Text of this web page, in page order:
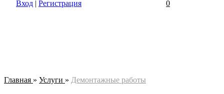
Вход | Регистрация 0
Главная » Услуги » Демонтажные работы